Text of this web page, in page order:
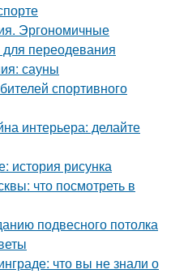
Эргономичные
переодевания
сауны
спортивного
интерьера: делайте
история рисунка
что посмотреть в
подвесного потолка
что вы не знали о